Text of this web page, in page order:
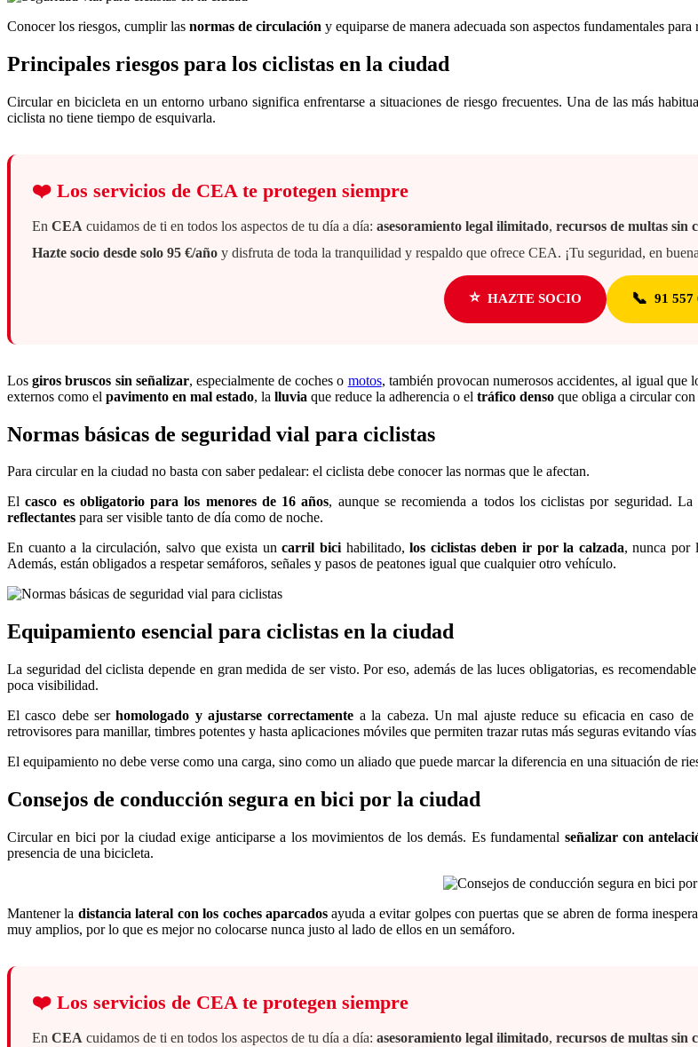
Conocer los riesgos, cumplir las normas de circulación y equiparse de manera adecuada son aspectos fundamentales
Principales riesgos para los ciclistas en la ciudad
Circular en bicicleta en un entorno urbano significa enfrentarse a situaciones de riesgo frecuentes. Una de las más
ciclista no tiene tiempo de esquivarla.
❤️ Los servicios de CEA te protegen siempre
En CEA cuidamos de ti en todos los aspectos de tu día a día: asesoramiento legal ilimitado, recursos de multas sin
Hazte socio desde solo 95 €/año y disfruta de toda la tranquilidad y respaldo que ofrece CEA. ¡Tu seguridad, en
⭐ HAZTE SOCIO 📞 91 557
Losgiros bruscos sin señalizar, especialmente de coches o motos, también provocan numerosos accidentes, al igual que
externos como el pavimento en mal estado, la lluvia que reduce la adherencia o el tráfico denso que obliga a circular
Normas básicas de seguridad vial para ciclistas
Para circular en la ciudad no basta con saber pedalear: el ciclista debe conocer las normas que le afectan.
Elcasco es obligatorio para los menores de 16 años, aunque se recomienda a todos los ciclistas por seguridad.
reflectantes para ser visible tanto de día como de noche.
En cuanto a la circulación, salvo que exista uncarril bicihabilitado,los ciclistas deben ir por la calzada, nunca por
Además, están obligados a respetar semáforos, señales y pasos de peatones igual que cualquier otro vehículo.
Equipamiento esencial para ciclistas en la ciudad
La seguridad del ciclista depende en gran medida de ser visto. Por eso, además de las luces obligatorias, es
poca visibilidad.
El casco debe serhomologado y ajustarse correctamente a la cabeza. Un mal ajuste reduce su eficacia en caso
retrovisores para manillar, timbres potentes y hasta aplicaciones móviles que permiten trazar rutas más seguras evitando
El equipamiento no debe verse como una carga, sino como un aliado que puede marcar la diferencia en una situación de
Consejos de conducción segura en bici por la ciudad
Circular en bici por la ciudad exige anticiparse a los movimientos de los demás. Es fundamental señalizar con
presencia de una bicicleta.
Mantener la distancia lateral con los coches aparcadosayuda a evitar golpes con puertas que se abren de forma
muy amplios, por lo que es mejor no colocarse nunca justo al lado de ellos en un semáforo.
❤️ Los servicios de CEA te protegen siempre
En CEA cuidamos de ti en todos los aspectos de tu día a día: asesoramiento legal ilimitado, recursos de multas sin